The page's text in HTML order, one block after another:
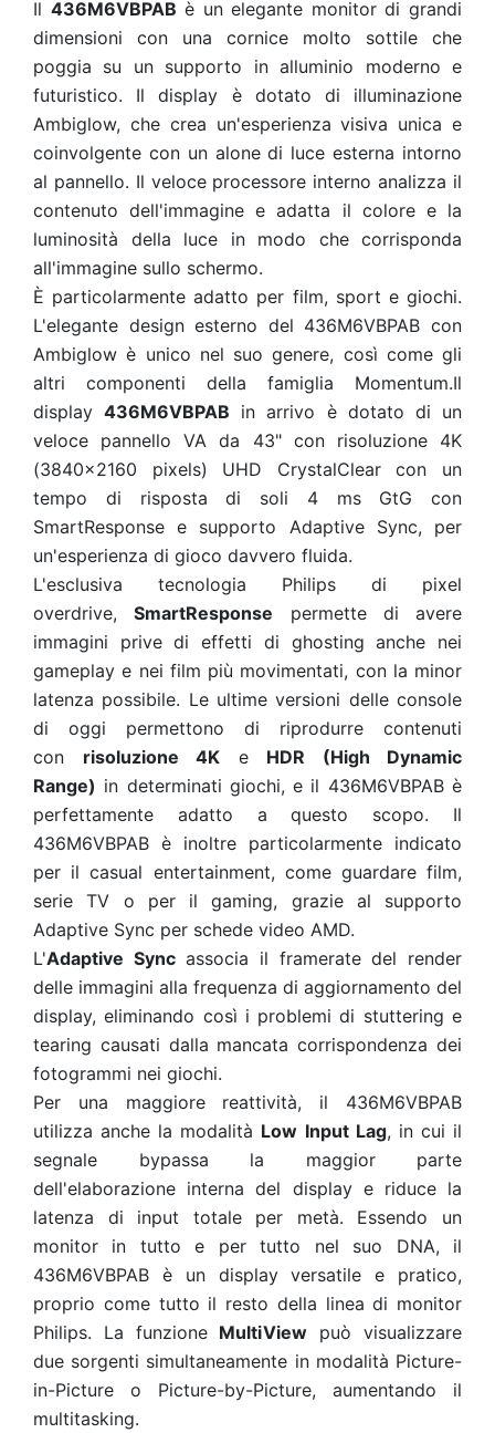
Il 436M6VBPAB è un elegante monitor di grandi
dimensioni con una cornice molto sottile che
poggia su un supporto in alluminio moderno e
futuristico. Il display è dotato di illuminazione
Ambiglow, che crea un'esperienza visiva unica e
coinvolgente con un alone di luce esterna intorno
al pannello. Il veloce processore interno analizza il
contenuto dell'immagine e adatta il colore e la
luminosità della luce in modo che corrisponda
all'immagine sullo schermo.
È particolarmente adatto per film, sport e giochi.
L'elegante design esterno del 436M6VBPAB con
Ambiglow è unico nel suo genere, così come gli
altri componenti della famiglia Momentum.Il
display436M6VBPAB in arrivo è dotato di un
veloce pannello VA da 43" con risoluzione 4K
(3840x2160 pixels) UHD CrystalClear con un
tempo di risposta di soli 4 ms GtG con
SmartResponse e supporto Adaptive Sync, per
un'esperienza di gioco davvero fluida.
L'esclusiva tecnologia Philips di pixel
overdrive,SmartResponse permette di avere
immagini prive di effetti di ghosting anche nei
gameplay e nei film più movimentati, con la minor
latenza possibile. Le ultime versioni delle console
di oggi permettono di riprodurre contenuti
con risoluzione 4K e HDR (High Dynamic
Range) in determinati giochi, e il 436M6VBPAB è
perfettamente adatto a questo scopo. Il
436M6VBPAB è inoltre particolarmente indicato
per il casual entertainment, come guardare film,
serie TV o per il gaming, grazie al supporto
Adaptive Sync per schede video AMD.
L'Adaptive Syncassocia il framerate del render
delle immagini alla frequenza di aggiornamento del
display, eliminando così i problemi di stuttering e
tearing causati dalla mancata corrispondenza dei
fotogrammi nei giochi.
Per una maggiore reattività, il 436M6VBPAB
utilizza anche la modalità Low Input Lag, in cui il
segnale bypassa la maggior parte
dell'elaborazione interna del display e riduce la
latenza di input totale per metà. Essendo un
monitor in tutto e per tutto nel suo DNA, il
436M6VBPAB è un display versatile e pratico,
proprio come tutto il resto della linea di monitor
Philips. La funzione MultiView può visualizzare
due sorgenti simultaneamente in modalità Picture-
in-Picture o Picture-by-Picture, aumentando il
multitasking.